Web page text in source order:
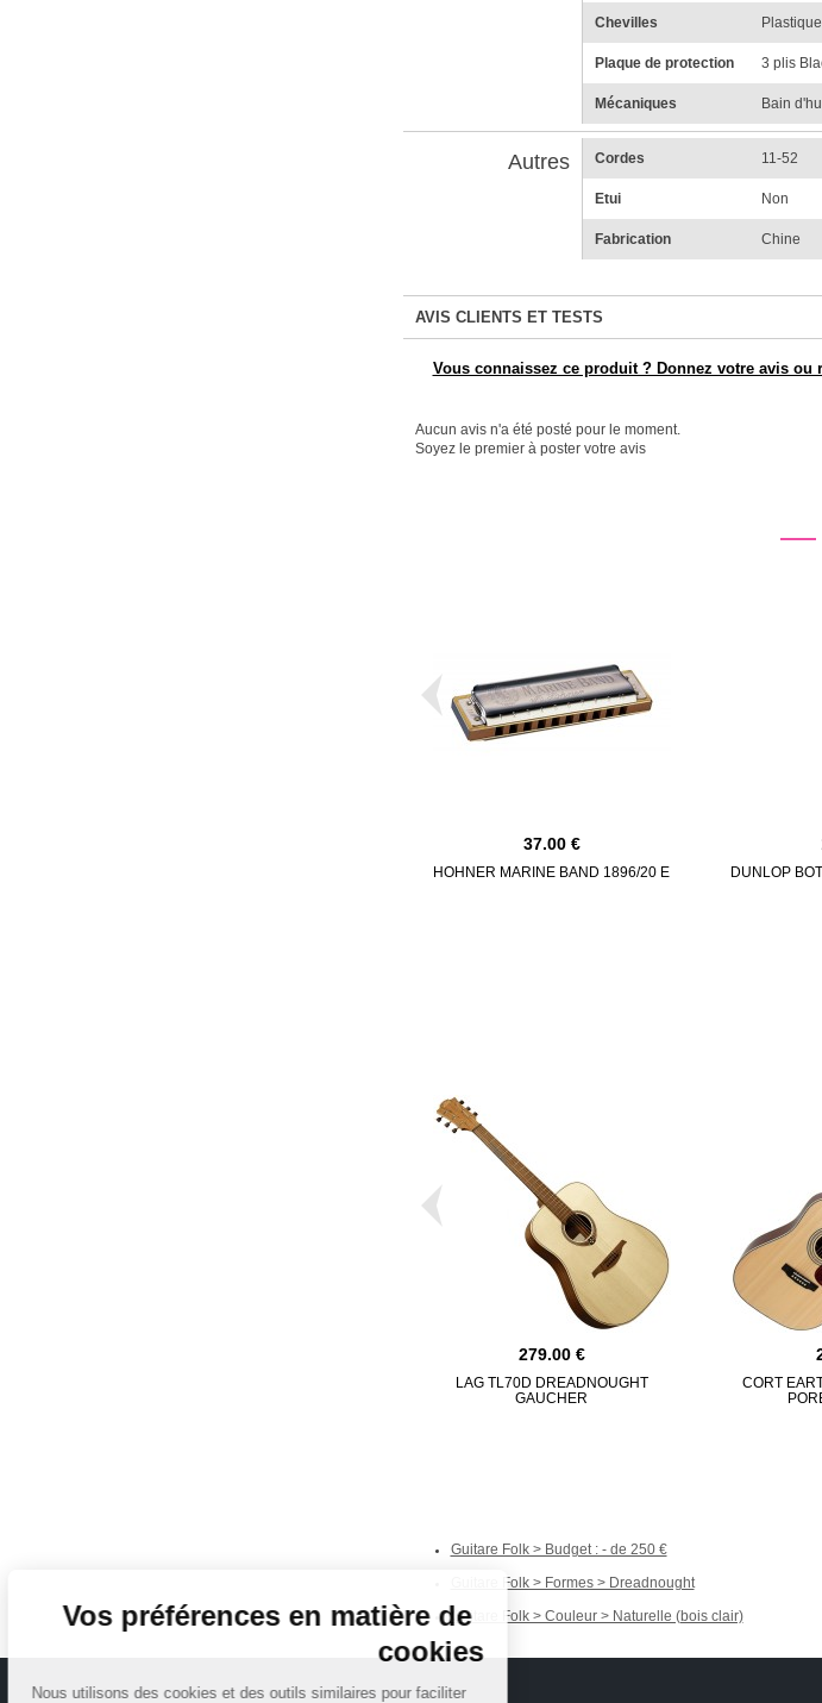
Vos préférences en matière de
cookies
Nous utilisons des cookies et des outils similaires pour faciliter
Chevilles
Plaque de protection 3 plis
Mécaniques Bain
Autres Cordes 11-52
Etui Non
Fabrication Chine
AVIS CLIENTS ET TESTS
Vous connaissez ce produit ? Donnez votre avis ou
Aucun avis n'a été posté pour le moment.
Soyez le premier à poster votre avis
37.00
HOHNER MARINE BAND 1896/20 E
DUNLOP
279.00
LAG TL70D DREADNOUGHT
GAUCHER
CORT
Guitare Folk > Budget : - de 250
Guitare Folk > Formes > Dreadnought
Guitare Folk > Couleur > Naturelle (bois clair)